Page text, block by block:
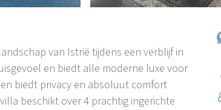
van Istrië tijdens een verblijf in
en biedt alle moderne luxe voor
biedt privacy en absoluut comfort
beschikt over 4 prachtig ingerichte